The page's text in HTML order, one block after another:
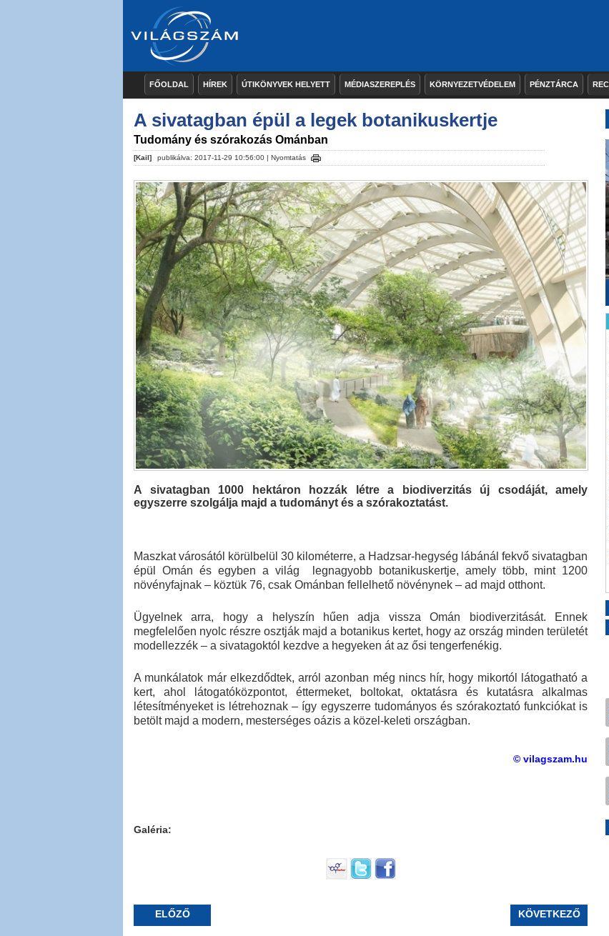
FŐOLDAL HÍREK ÚTIKÖNYVEK HELYETT MÉDIASZEREPLÉS KÖRNYEZETVÉDELEM PÉNZTÁRCA
A sivatagban épül a legek botanikuskertje
Tudomány és szórakozás Ománban
[Kail] publikálva: 2017-11-29 10:56:00 | Nyomtatás
A sivatagban 1000 hektáron hozzák létre a biodiverzitás új csodáját, amely
egyszerre szolgálja majd a tudományt és a szórakoztatást.
Maszkat városától körülbelül 30 kilométerre, a Hadzsar-hegység lábánál fekvő sivatagban
épül Omán és egyben a világ legnagyobb botanikuskertje, amely több, mint 1200
növényfajnak – köztük 76, csak Ománban fellelhető növénynek – ad majd otthont.
Ügyelnek arra, hogy a helyszín hűen adja vissza Omán biodiverzitását. Ennek
megfelelően nyolc részre osztják majd a botanikus kertet, hogy az ország minden területét
modellezzék – a sivatagoktól kezdve a hegyeken át az ősi tengerfenékig.
A munkálatok már elkezdődtek, arról azonban még nincs hír, hogy mikortól látogatható a
kert, ahol látogatóközpontot, éttermeket, boltokat, oktatásra és kutatásra alkalmas
létesítményeket is létrehoznak – így egyszerre tudományos és szórakoztató funkciókat is
betölt majd a modern, mesterséges oázis a közel-keleti országban.
© vilagszam.hu
Galéria:
ELŐZŐ KÖVETKEZŐ